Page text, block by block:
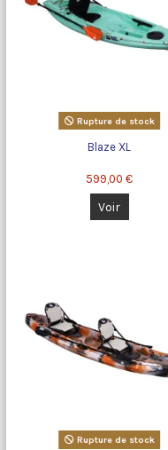
Rupture de stock
Blaze XL
599,00 €
Voir
Rupture de stock